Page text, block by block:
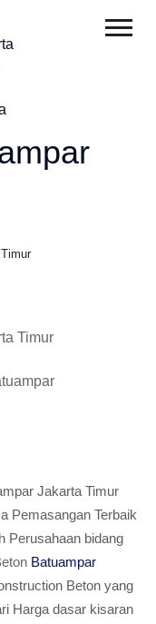
Timur
Jakarta Timur
Pemasangan Terbaik
Perusahaan bidang
Batuampar
Beton yang
Harga dasar kisaran